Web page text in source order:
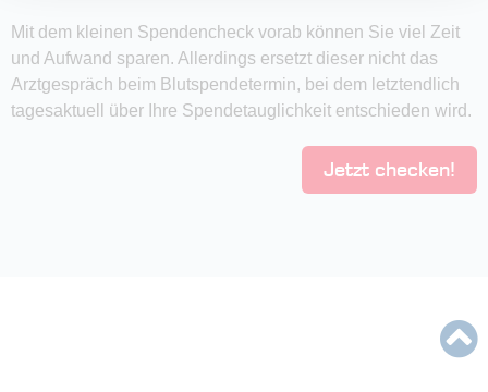
Mit dem kleinen Spendencheck vorab können Sie viel Zeit
und Aufwand sparen. Allerdings ersetzt dieser nicht das
Arztgespräch beim Blutspendetermin, bei dem letztendlich
tagesaktuell über Ihre Spendetauglichkeit entschieden wird.
Jetzt checken!